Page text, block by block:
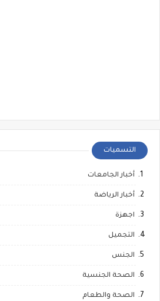
التسميات
أخبار الجامعات
أخبار الرياضة
اجهزة
التجميل
الجنس
الصحة الجنسية
الصحة والطعام